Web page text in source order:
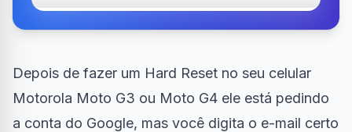
Depois de fazer um Hard Reset no seu celular
Motorola Moto G3 ou Moto G4 ele está pedindo
a conta do Google, mas você digita o e-mail certo